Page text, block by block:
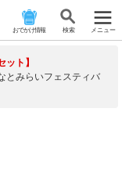
おでかけ情報 検 索 メニュー
ット】
とみらいフェスティバ